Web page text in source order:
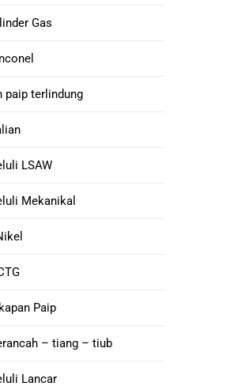
Q125
Paip Selongsong
Gandingan
Gas
paip terlindung
LSAW
Mekanikal
Paip
– tiang – tiub
Lancar